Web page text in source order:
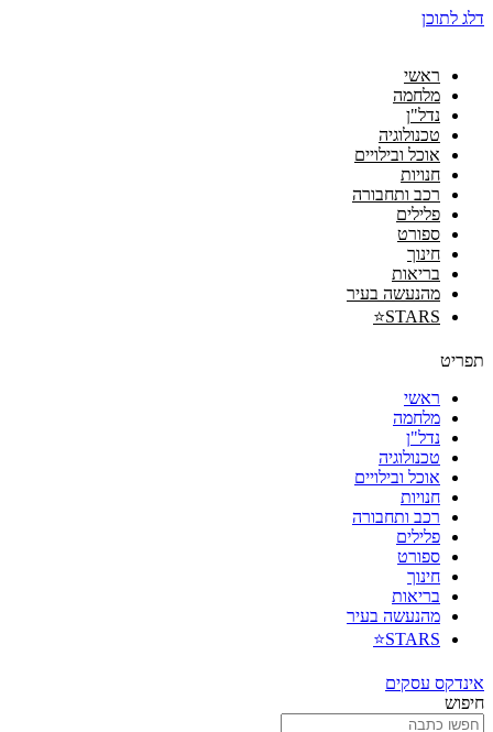
דלג לתוכן
ראשי
מלחמה
נדל"ן
טכנולוגיה
אוכל ובילויים
חנויות
רכב ותחבורה
פלילים
ספורט
חינוך
בריאות
מהנעשה בעיר
STARS⭐
תפריט
ראשי
מלחמה
נדל"ן
טכנולוגיה
אוכל ובילויים
חנויות
רכב ותחבורה
פלילים
ספורט
חינוך
בריאות
מהנעשה בעיר
STARS⭐
אינדקס עסקים
חיפוש